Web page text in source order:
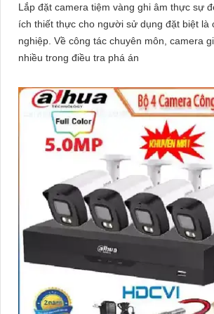
Lắp đặt camera tiệm vàng ghi âm thực sự
ích thiết thực cho người sử dụng đặt biệt là
nghiệp. Về công tác chuyên môn, camera giúp công an rất
nhiều trong điều tra phá án